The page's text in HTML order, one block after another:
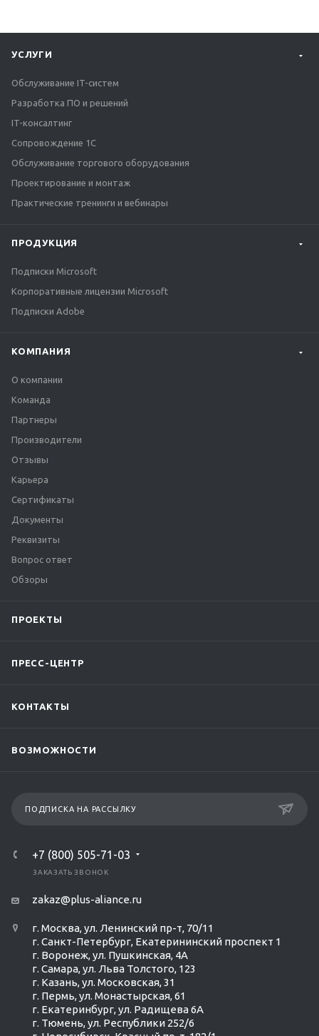
УСЛУГИ
Обслуживание IT-систем
Разработка ПО и решений
IT-консалтинг
Сопровождение 1С
Обслуживание торгового оборудования
Проектирование и монтаж
Практические тренинги и вебинары
ПРОДУКЦИЯ
Подписки Microsoft
Корпоративные лицензии Microsoft
Подписки Adobe
КОМПАНИЯ
О компании
Команда
Партнеры
Производители
Отзывы
Карьера
Сертификаты
Документы
Реквизиты
Вопрос ответ
Обзоры
ПРОЕКТЫ
ПРЕСС-ЦЕНТР
КОНТАКТЫ
ВОЗМОЖНОСТИ
ПОДПИСКА НА РАССЫЛКУ
+7 (800) 505-71-03
ЗАКАЗАТЬ ЗВОНОК
zakaz@plus-aliance.ru
г. Москва, ул. Ленинский пр-т, 70/11
г. Санкт-Петербург, Екатерининский проспект 1
г. Воронеж, ул. Пушкинская, 4А
г. Самара, ул. Льва Толстого, 123
г. Казань, ул. Московская, 31
г. Пермь, ул. Монастырская, 61
г. Екатеринбург, ул. Радищева 6А
г. Тюмень, ул. Республики 252/6